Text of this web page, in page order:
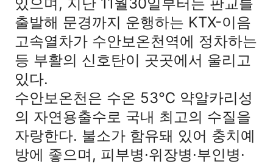
출발해 문경까지 운행하는 KTX-이음
고속열차가 수안보온천역에 정차하는
등 부활의 신호탄이 곳곳에서 울리고
있다.
수안보온천은 수온 53℃ 약알카리성
의 자연용출수로 국내 최고의 수질을
자랑한다. 불소가 함유돼 있어 충치예
방에 좋으며, 피부병·위장병·부인병·